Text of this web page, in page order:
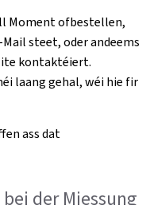
Moment ofbestellen,
steet, oder andeems
kontaktéiert.
laang gehal, wéi hie fir
ass dat
der Miessung